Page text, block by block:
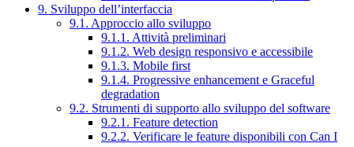
9. Sviluppo dell’interfaccia
9.1. Approccio allo sviluppo
9.1.1. Attività preliminari
9.1.2. Web design responsivo e accessibile
9.1.3. Mobile first
9.1.4. Progressive enhancement e Graceful
degradation
9.2. Strumenti di supporto allo sviluppo del software
9.2.1. Feature detection
9.2.2. Verificare le feature disponibili con Can I